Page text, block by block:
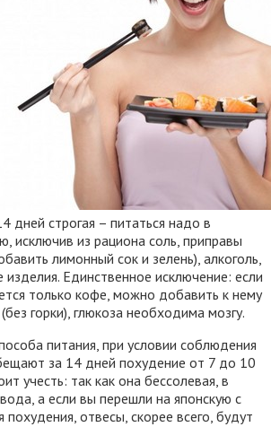
дней строгая – питаться надо в
исключив из рациона соль, приправы
лимонный сок и зелень), алкоголь,
изделия. Единственное исключение: если
только кофе, можно добавить к нему
горки), глюкоза необходима мозгу.
питания, при условии соблюдения
за 14 дней похудение от 7 до 10
учесть: так как она бессолевая, в
а если вы перешли на японскую с
похудения, отвесы, скорее всего, будут